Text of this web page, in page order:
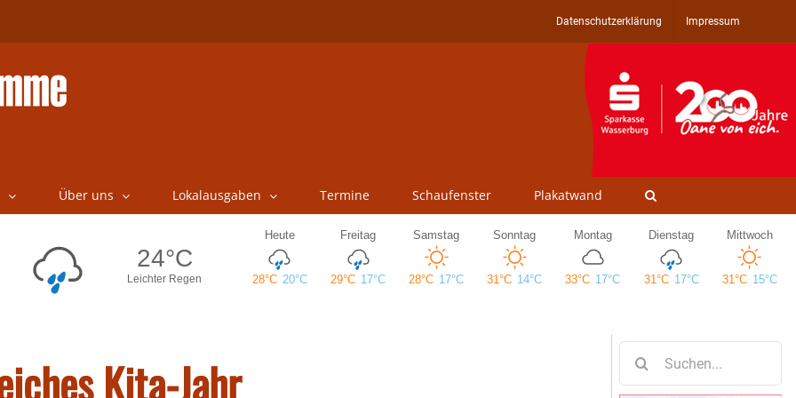
Datenschutzerklärung Impressum
Über uns Lokalausgaben Termine Schaufenster Plakatwand
Kita-Jahr
nach: